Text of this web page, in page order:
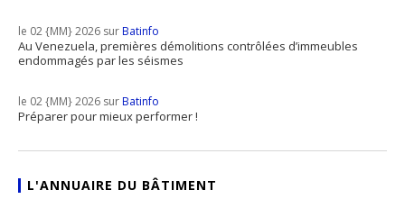
le 02 {MM} 2026 surBatinfo
Au Venezuela, premières démolitions contrôlées d’immeubles
endommagés par les séismes
le 02 {MM} 2026 surBatinfo
Préparer pour mieux performer !
L'ANNUAIRE DU BÂTIMENT